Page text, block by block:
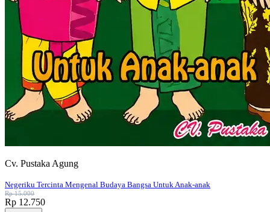
Cv. Pustaka Agung
Negeriku Tercinta Mengenal Budaya Bangsa Untuk Anak-anak
Rp 15.000
Rp 12.750